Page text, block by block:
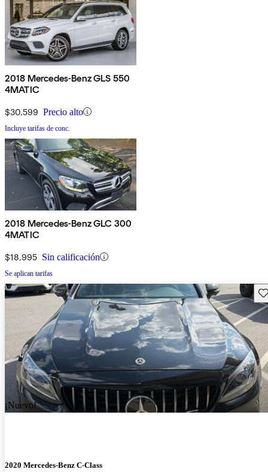
2018 Mercedes-Benz GLS 550
4MATIC
$30,599 Precio alto
Incluye tarifas de conc.
2018 Mercedes-Benz GLC 300
4MATIC
$18,995 Sin calificación
Se aplican tarifas
¡Nuevo!
2020 Mercedes-Benz C-Class